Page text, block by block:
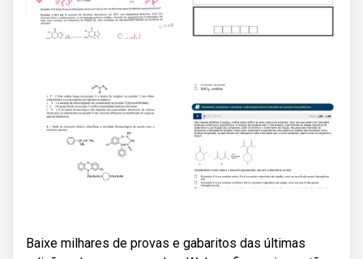
Baixe milhares de provas e gabaritos das últimas